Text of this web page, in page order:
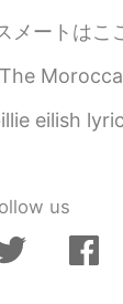
語は日本
notをつける
なるからで
かれはすぐ日本語で話してた。 ちょっとびっくりしたけど
of fairy tales. Les châteaux
watchin' you for some
us